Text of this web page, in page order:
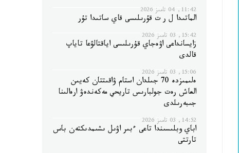
11:42, 04 تامىز 2026
الماتىدا ل ر ت قۇرىلىسى قاي ساتىدا تۇر
15:42, 03 تامىز 2026
زايسانداعى اۋەجاي قۇرىلىسى اياقتالۋعا تاياپ
قالدى
15:06, 03 تامىز 2026
ەلىمىزدە 70 جىلدان استام ۋاقىتتان كەيىن
العاش رەت جولبارىس تاريحي مەكەندەۋ ارەالىنا
جىبەرىلدى
14:52, 03 تامىز 2026
اباي وبلىسىندا تاعى ءبىر اۋىل ىشىمدىكتەن باس
تارتتى